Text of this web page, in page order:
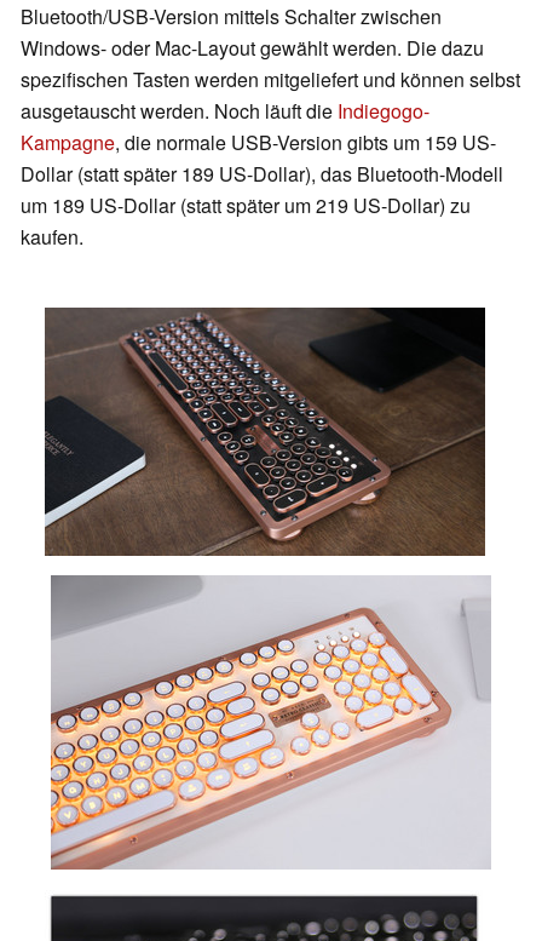
Bluetooth/USB-Version mittels Schalter zwischen
Windows- oder Mac-Layout gewählt werden. Die dazu
spezifischen Tasten werden mitgeliefert und können selbst
ausgetauscht werden. Noch läuft die Indiegogo-
Kampagne, die normale USB-Version gibts um 159 US-
Dollar (statt später 189 US-Dollar), das Bluetooth-Modell
um 189 US-Dollar (statt später um 219 US-Dollar) zu
kaufen.